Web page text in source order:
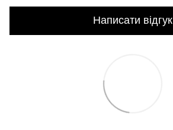
Написати відгук